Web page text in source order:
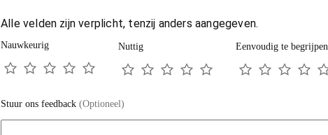
Alle velden zijn verplicht, tenzij anders aangegeven.
Nauwkeurig Nuttig Eenvoudig te begrijpen
Stuur ons feedback (Optioneel)